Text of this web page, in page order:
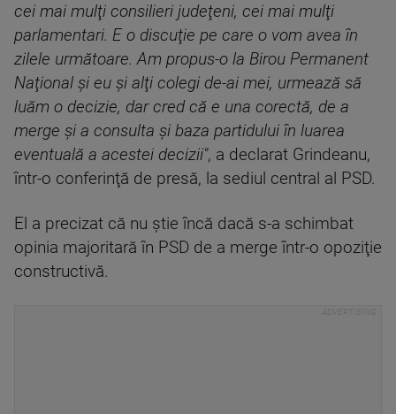
cei mai mulţi consilieri judeţeni, cei mai mulţi
parlamentari. E o discuţie pe care o vom avea în
zilele următoare. Am propus-o la Birou Permanent
Naţional şi eu şi alţi colegi de-ai mei, urmează să
luăm o decizie, dar cred că e una corectă, de a
merge şi a consulta şi baza partidului în luarea
eventuală a acestei decizii", a declarat Grindeanu,
într-o conferinţă de presă, la sediul central al PSD.
El a precizat că nu ştie încă dacă s-a schimbat
opinia majoritară în PSD de a merge într-o opoziţie
constructivă.